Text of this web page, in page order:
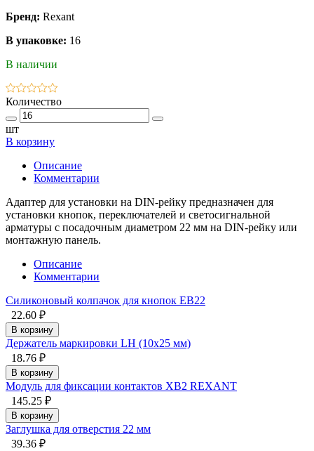
Бренд: Rexant
В упаковке: 16
В наличии
Количество
шт
В корзину
Описание
Комментарии
Адаптер для установки на DIN-рейку предназначен для
установки кнопок, переключателей и светосигнальной
арматуры с посадочным диаметром 22 мм на DIN-рейку или
монтажную панель.
Описание
Комментарии
Силиконовый колпачок для кнопок EB22
22.60 ₽
В корзину
Держатель маркировки LH (10x25 мм)
18.76 ₽
В корзину
Модуль для фиксации контактов XB2 REXANT
145.25 ₽
В корзину
Заглушка для отверcтия 22 мм
39.36 ₽